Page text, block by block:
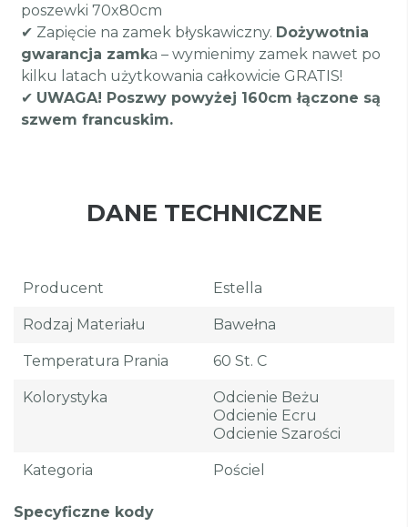
poszewki 70x80cm
✔ Zapięcie na zamek błyskawiczny. Dożywotnia
gwarancja zamka – wymienimy zamek nawet po
kilku latach użytkowania całkowicie GRATIS!
✔ UWAGA! Poszwy powyżej 160cm łączone są
szwem francuskim.
DANE TECHNICZNE
Producent Estella
Rodzaj Materiału Bawełna
Temperatura Prania 60 St. C
Kolorystyka
Odcienie Beżu
Odcienie Ecru
Odcienie Szarości
Kategoria Pościel
Specyficzne kody